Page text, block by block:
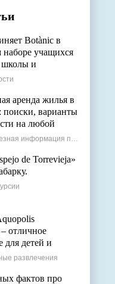
Botànic в
наборе учащихся
школы и
ассигнованиями
аренда жилья в
поиски, варианты
на любой
19.07.23, Полезная информация по недвижимости
de Torrevieja»
отличное
для детей и
развлечения
фактов про